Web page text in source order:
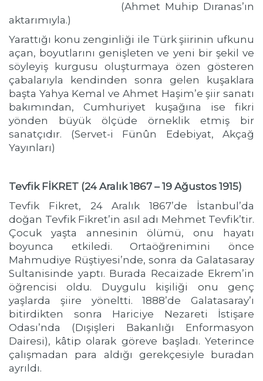
(Ahmet Muhip Dıranas’ın
aktarımıyla.)
Yarattığı konu zenginliği ile Türk şiirinin ufkunu
açan, boyutlarını genişleten ve yeni bir şekil ve
söyleyiş kurgusu oluşturmaya özen gösteren
çabalarıyla kendinden sonra gelen kuşaklara
başta Yahya Kemal ve Ahmet Haşim’e şiir sanatı
bakımından, Cumhuriyet kuşağına ise fikri
yönden büyük ölçüde örneklik etmiş bir
sanatçıdır. (Servet-i Fünûn Edebiyat, Akçağ
Yayınları)
Tevfik FİKRET (24 Aralık 1867 – 19 Ağustos 1915)
Tevfik Fikret, 24 Aralık 1867’de İstanbul’da
doğan Tevfik Fikret’in asıl adı Mehmet Tevfik’tir.
Çocuk yaşta annesinin ölümü, onu hayatı
boyunca etkiledi. Ortaöğrenimini önce
Mahmudiye Rüştiyesi’nde, sonra da Galatasaray
Sultanisinde yaptı. Burada Recaizade Ekrem’in
öğrencisi oldu. Duygulu kişiliği onu genç
yaşlarda şiire yöneltti. 1888’de Galatasaray’ı
bitirdikten sonra Hariciye Nezareti İstişare
Odası’nda (Dışişleri Bakanlığı Enformasyon
Dairesi), kâtip olarak göreve başladı. Yeterince
çalışmadan para aldığı gerekçesiyle buradan
ayrıldı.